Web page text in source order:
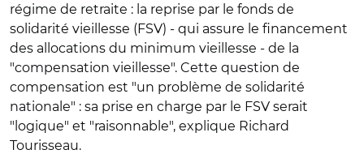
régime de retraite : la reprise par le fonds de
solidarité vieillesse (FSV) - qui assure le financement
des allocations du minimum vieillesse - de la
"compensation vieillesse". Cette question de
compensation est "un problème de solidarité
nationale" : sa prise en charge par le FSV serait
"logique" et "raisonnable", explique Richard
Tourisseau.